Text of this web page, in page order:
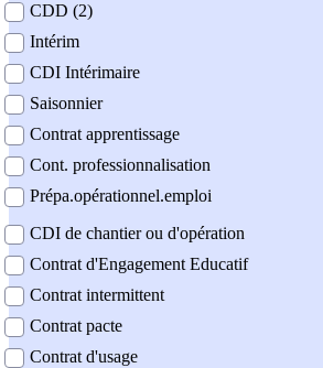
CDD (2)
Intérim
CDI Intérimaire
Saisonnier
Contrat apprentissage
Cont. professionnalisation
Prépa.opérationnel.emploi
CDI de chantier ou d'opération
Contrat d'Engagement Educatif
Contrat intermittent
Contrat pacte
Contrat d'usage